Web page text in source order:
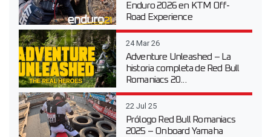
Enduro 2026 en KTM Off-
Road Experience
24 Mar 26
Adventure Unleashed – La
historia completa de Red Bull
Romaniacs 20...
22 Jul 25
Prólogo Red Bull Romaniacs
2025 – Onboard Yamaha